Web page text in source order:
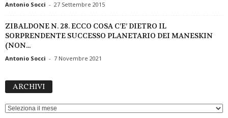
Antonio Socci - 27 Settembre 2015
ZIBALDONE N. 28. ECCO COSA C’E’ DIETRO IL
SORPRENDENTE SUCCESSO PLANETARIO DEI MANESKIN
(NON...
Antonio Socci - 7 Novembre 2021
ARCHIVI